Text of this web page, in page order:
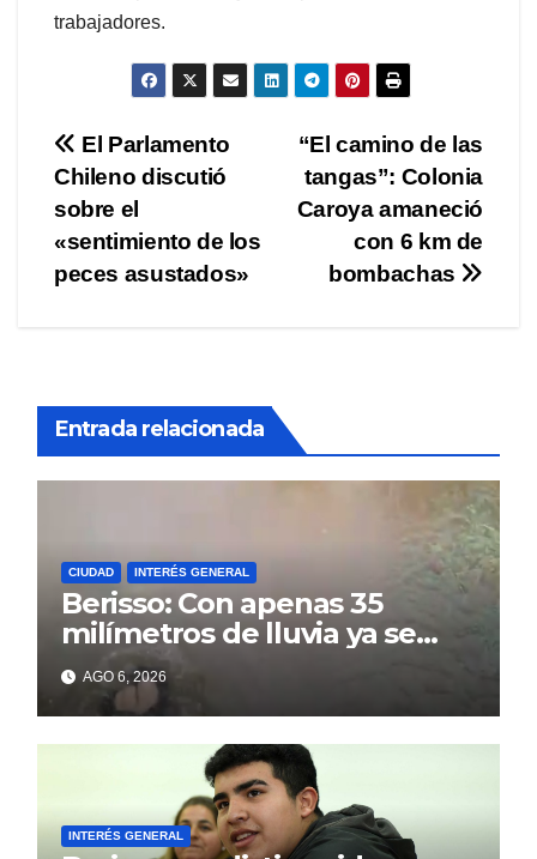
trabajadores.
Navegación
de
entradas
“El camino de las
tangas”: Colonia
Caroya amaneció
con 6 km de
bombachas
El Parlamento
Chileno discutió
sobre el
«sentimiento de los
peces asustados»
Entrada relacionada
CIUDAD INTERÉS GENERAL
Berisso: Con apenas 35
milímetros de lluvia ya se
sienten los problemas
AGO 6, 2026
INTERÉS GENERAL